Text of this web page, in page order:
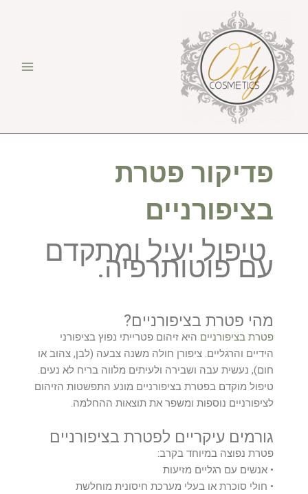
פדיקור פטרת
בציפורניים
טיפול יעיל ומתקדם
עם פוטותרפיה.
מהי פטרת בציפורניים?
פטרת בציפורניים היא זיהום פטרייתי נפוץ בציפורני
הידיים והרגליים. ציפורן חולה משנה צבעה (לבן, צהוב או
חום), נעשית עבה ושבירה ולעיתים מלווה בריח לא נעים.
טיפול מוקדם בפטרת בציפורניים מונע התפשטות הזיהום
לציפורניים נוספות ומשפר את תוצאות ההחלמה.
גורמים עיקריים לפטרת בציפורניים
פטרת נפוצה במיוחד בקרב:
• אנשים עם רגליים מזיעות
• חולי סוכרת או בעלי מערכת חיסונית מוחלשת